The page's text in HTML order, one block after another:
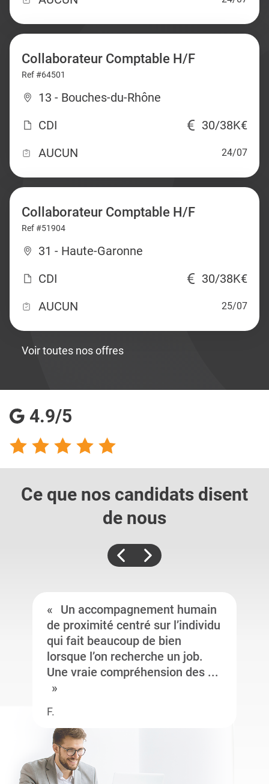
Collaborateur Comptable H/F
Ref #64501
13 - Bouches-du-Rhône
CDI
30/38K€
AUCUN
24/07
Collaborateur Comptable H/F
Ref #51904
31 - Haute-Garonne
CDI
30/38K€
AUCUN
25/07
Voir toutes nos offres
4.9/5
Ce que nos candidats disent
de nous
Un accompagnement humain
de proximité centré sur l’individu
qui fait beaucoup de bien
lorsque l’on recherche un job.
Une vraie compréhension des ...
F.